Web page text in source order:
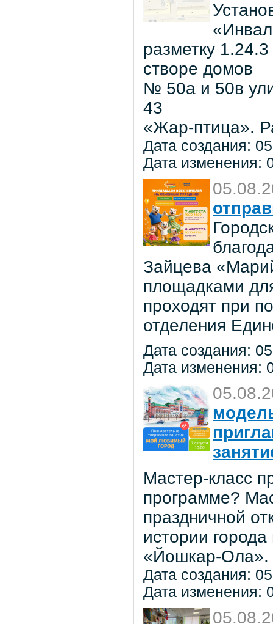
разметку
створе домов
№ 50а и 50в
43
«Жар-птица».
Дата создания:
Дата изменения:
Зайцева
площадками
проходят при
отделения
Дата создания:
Дата изменения:
Мастер-класс
программе?
праздничной
истории
«Йошкар-Ола».
Дата создания:
Дата изменения: